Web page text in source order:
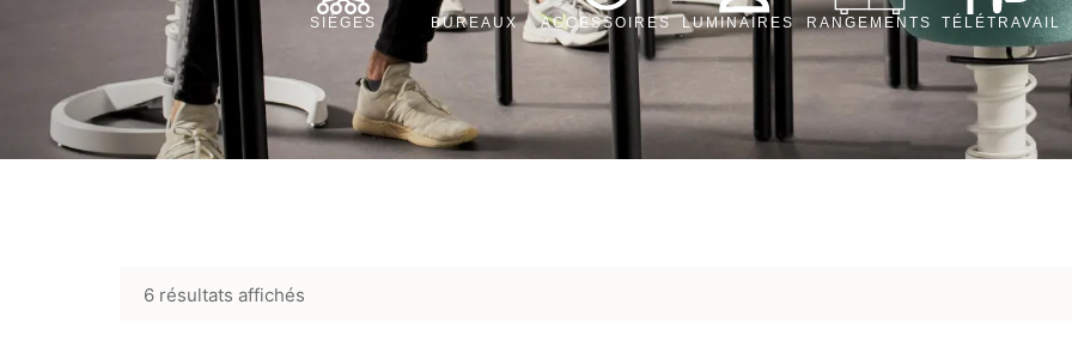
SIÈGES BUREAUX ACCESSOIRES LUMINAIRES RANGEMENTS TÉLÉTRAVAIL
6 résultats affichés